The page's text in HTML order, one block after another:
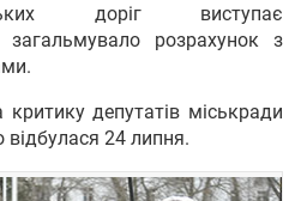
доріг виступає
розрахунок з
депутатів міськради
відбулася 24 липня.